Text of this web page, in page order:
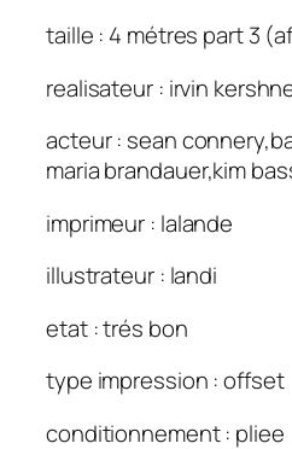
taille : 4 métres part 3
realisateur : irvin
acteur : sean
maria brandauer,kim
imprimeur : lalande
illustrateur : landi
etat : trés bon
type impression : offset
conditionnement : pliee